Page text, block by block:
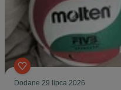
Dodane 29 lipca 2026